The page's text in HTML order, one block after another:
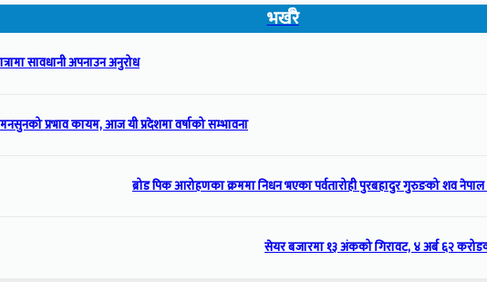
भर्खरै
सावधानी अपनाउन अनुरोध
मनसुनको प्रभाव कायम, आज यी प्रदेशमा वर्षाको सम्भावना
ब्रोड पिक आरोहणका क्रममा निधन भएका पर्वतारोही पुरबहादुर गुरुङको शव नेपाल
सेयर बजारमा १३ अंकको गिरावट, ४ अर्ब ६२